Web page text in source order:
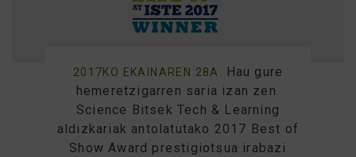
2017KO EKAINAREN 28A.
Hau gure
hemeretzigarren saria izan zen.
Science Bitsek Tech & Learning
aldizkariak antolatutako 2017 Best of
Show Award prestigiotsua irabazi